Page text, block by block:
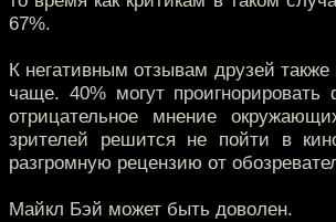
67%.
К негативным отзывам друзей
чаще. 40% могут
отрицательное мнение
зрителей решится не пойти в
разгромную рецензию от
Майкл Бэй может быть доволен.